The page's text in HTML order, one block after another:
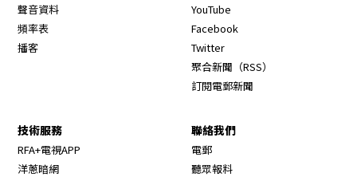
聲音資料
頻率表
播客
YouTube
Facebook
Twitter
聚合新聞（RSS）
訂閱電郵新聞
技術服務
RFA+電視APP
洋蔥暗網
聯絡我們
電郵
聽眾報料